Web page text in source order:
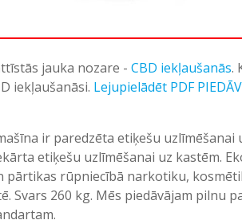
jauka nozare - CBD iekļaušanās.
iekļaušanāsi. Lejupielādēt PDF
ir paredzēta etiķešu
etiķešu uzlīmēšanai uz kastēm.
pārtikas rūpniecībā narkotiku,
Svars 260 kg. Mēs piedāvājam pilnu